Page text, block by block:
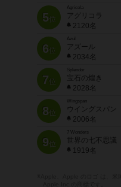
5位
Agricola
アグリコラ
2120名
6位
Azul
アズール
2034名
7位
宝石の煌き
2028名
8位
Wingspan
ウイングスパン
2006名
9位
7 Wonders
世界の七不思議
1919名